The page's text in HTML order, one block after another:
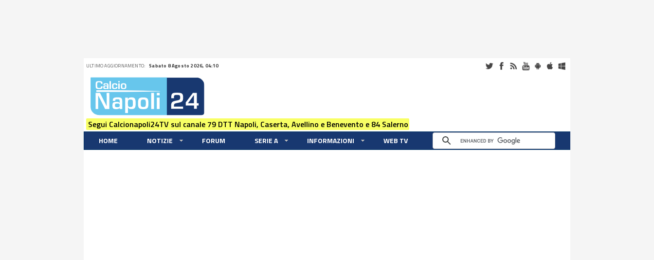
ULTIMO AGGIORNAMENTO: Sabato 8 Agosto 2026, 04:10
Segui Calcionapoli24TV sul canale 79 DTT Napoli, Caserta, Avellino e Benevento e 84 Salerno
HOME NOTIZIE FORUM SERIE A INFORMAZIONI WEB TV